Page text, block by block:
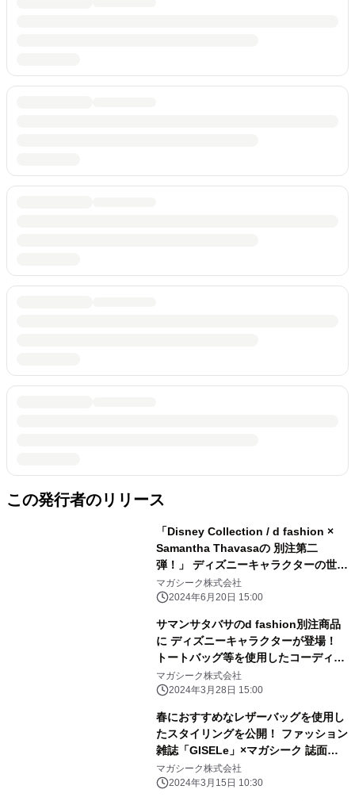
この発行者のリリース
「Disney Collection / d fashion ×
Samantha Thavasaの 別注第二
弾！」 ディズニーキャラクターの世界
観がたっぷり詰まった コレクションア
イテムをd fashionにて公開
マガシーク株式会社
2024年6月20日 15:00
サマンサタバサのd fashion別注商品
に ディズニーキャラクターが登場！
トートバッグ等を使用したコーディネ
ートをd fashionにて公開
マガシーク株式会社
2024年3月28日 15:00
春におすすめなレザーバッグを使用し
たスタイリングを公開！ ファッション
雑誌「GISELe」×マガシーク 誌面連
動企画
マガシーク株式会社
2024年3月15日 10:30